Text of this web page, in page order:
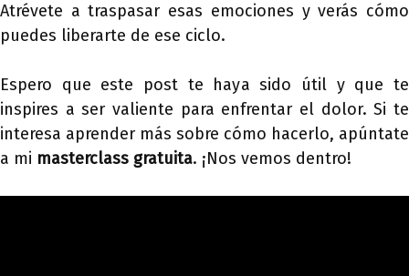
Atrévete a traspasar esas emociones y verás cómo
puedes liberarte de ese ciclo.
Espero que este post te haya sido útil y que te
inspires a ser valiente para enfrentar el dolor. Si te
interesa aprender más sobre cómo hacerlo, apúntate
a mi masterclass gratuita. ¡Nos vemos dentro!